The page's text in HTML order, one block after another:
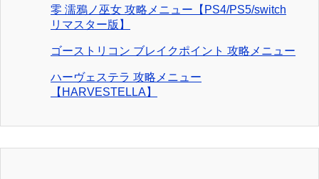
零 濡鴉ノ巫女 攻略メニュー【PS4/PS5/switch
リマスター版】
ゴーストリコン ブレイクポイント 攻略メニュー
ハーヴェステラ 攻略メニュー
【HARVESTELLA】